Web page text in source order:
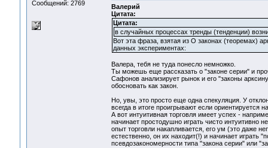
Сообщений: 2769
Валерий
Цитата:
Цитата:
в случайных процессах тренды (тенденции)
Вот эта фраза, взятая из О законах (теоремах)
данных экспериментах:
Валера, тебя не туда понесло немножко.
Ты можешь еще рассказать о "законе серии" и
Сафонов анализирует рынок и его "законы
обосновать как закон.
Но, увы, это просто еще одна спекуляция. У
всегда в итоге проигрывают если ориентируется
А вот интуитивная торговля имеет успех -
начинает простодушно играть чисто интуитивно
опыт торговли накапливается, его ум (это даже
естественно, он их находит(!) и начинает играть
псевдозакономерности типа "закона серии" или